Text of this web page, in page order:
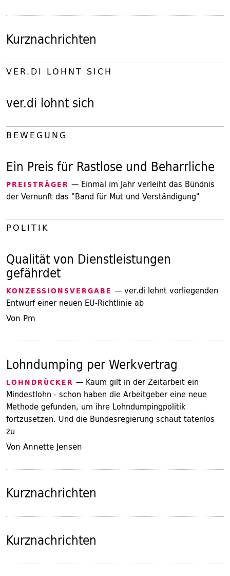
Kurznachrichten
VER.DI LOHNT SICH
ver.di lohnt sich
BEWEGUNG
Ein Preis für Rastlose und Beharrliche
PREISTRÄGER — Einmal im Jahr verleiht das Bündnis
der Vernunft das "Band für Mut und Verständigung"
POLITIK
Qualität von Dienstleistungen
gefährdet
KONZESSIONSVERGABE — ver.di lehnt vorliegenden
Entwurf einer neuen EU-Richtlinie ab
Von Pm
Lohndumping per Werkvertrag
LOHNDRÜCKER — Kaum gilt in der Zeitarbeit ein
Mindestlohn - schon haben die Arbeitgeber eine neue
Methode gefunden, um ihre Lohndumpingpolitik
fortzusetzen. Und die Bundesregierung schaut tatenlos
zu
Von Annette Jensen
Kurznachrichten
Kurznachrichten